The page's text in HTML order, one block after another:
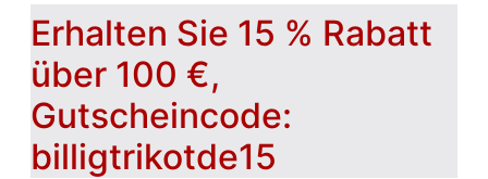
Erhalten Sie 15 % Rabatt
über 100 €,
Gutscheincode:
billigtrikotde15